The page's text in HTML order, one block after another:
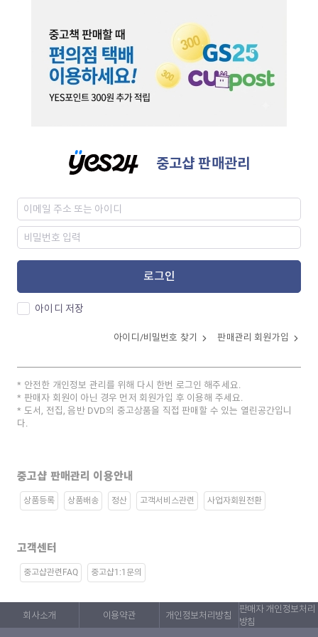
중고샵 판매관리
로그인
아이디 저장
아이디/비밀번호 찾기 판매관리 회원가입
안전한 개인정보 관리를 위해 다시 한번 로그인 해주세요.
판매자 회원이 아닌 경우 먼저 회원가입 후 이용해 주세요.
도서, 전집, 음반 DVD의 중고상품을 직접 판매할 수 있는 열린공간입니
다.
중고샵 판매관리 이용안내
상품등록 상품배송 정산 고객서비스관련 사업자회원전환
고객센터
중고샵관련FAQ 중고샵1:1문의
회사소개 이용약관 개인정보처리방침
판매자 개인정보처리
방침